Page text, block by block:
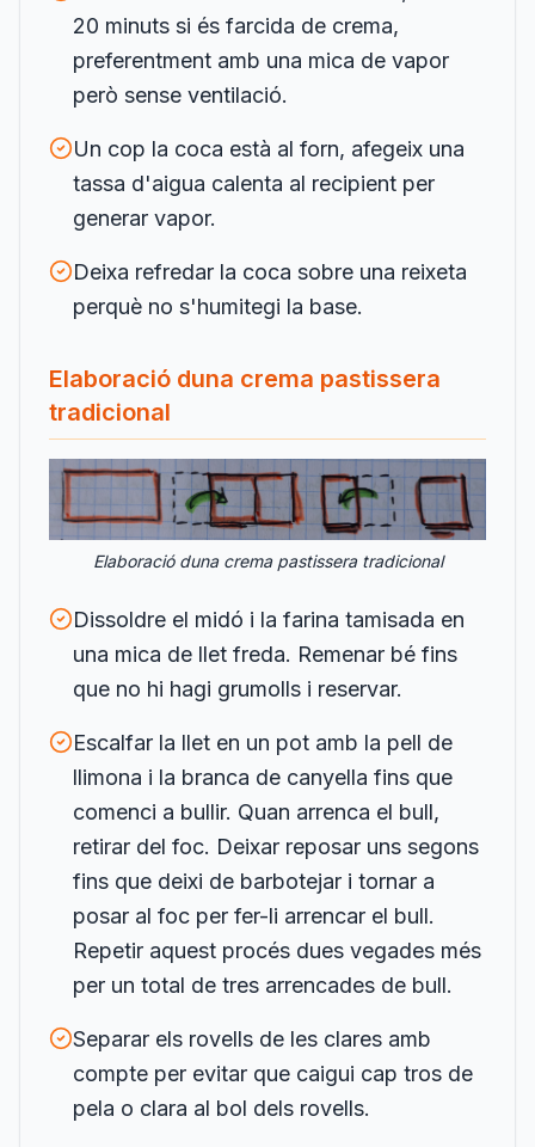
20 minuts si és farcida de crema,
preferentment amb una mica de vapor
però sense ventilació.
Un cop la coca està al forn, afegeix una
tassa d'aigua calenta al recipient per
generar vapor.
Deixa refredar la coca sobre una reixeta
perquè no s'humitegi la base.
Elaboració duna crema pastissera
tradicional
Elaboració duna crema pastissera tradicional
Dissoldre el midó i la farina tamisada en
una mica de llet freda. Remenar bé fins
que no hi hagi grumolls i reservar.
Escalfar la llet en un pot amb la pell de
llimona i la branca de canyella fins que
comenci a bullir. Quan arrenca el bull,
retirar del foc. Deixar reposar uns segons
fins que deixi de barbotejar i tornar a
posar al foc per fer-li arrencar el bull.
Repetir aquest procés dues vegades més
per un total de tres arrencades de bull.
Separar els rovells de les clares amb
compte per evitar que caigui cap tros de
pela o clara al bol dels rovells.